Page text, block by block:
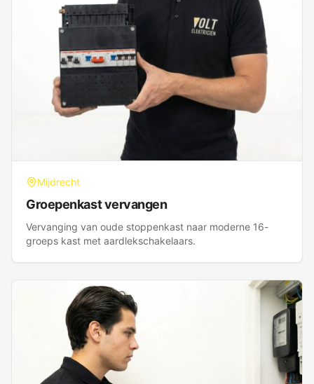
Mijdrecht
Groepenkast vervangen
Vervanging van oude stoppenkast naar moderne 16-
groeps kast met aardlekschakelaars.